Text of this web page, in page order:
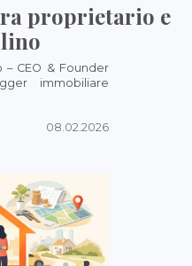
proprietario e
– CEO & Founder
immobiliare
08.02.2026